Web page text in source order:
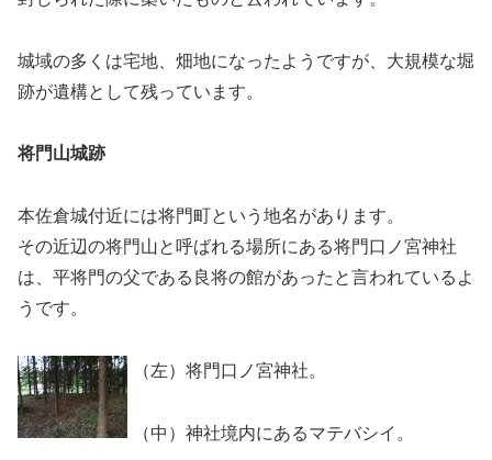
城域の多くは宅地、畑地になったようですが、大規模な堀
跡が遺構として残っています。
将門山城跡
本佐倉城付近には将門町という地名があります。
その近辺の将門山と呼ばれる場所にある将門口ノ宮神社
は、平将門の父である良将の館があったと言われているよ
うです。
（左）将門口ノ宮神社。
（中）神社境内にあるマテバシイ。